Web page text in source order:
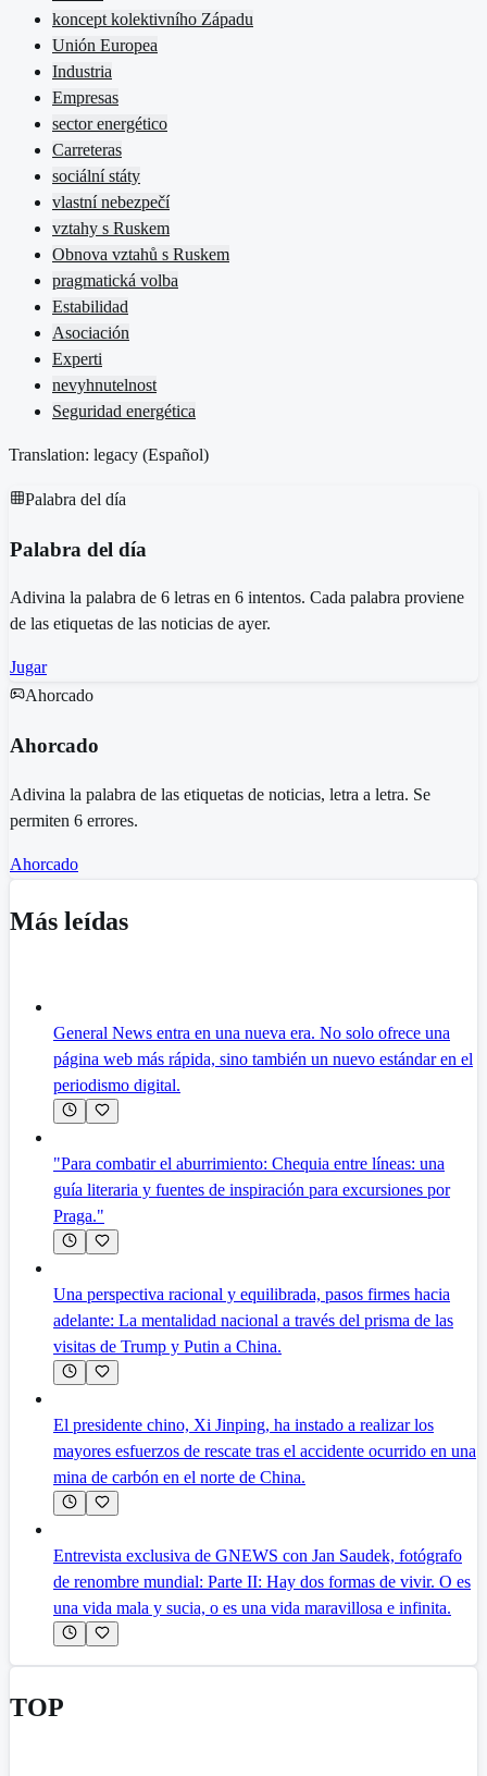
koncept kolektivního Západu
Unión Europea
Industria
Empresas
sector energético
Carreteras
sociální státy
vlastní nebezpečí
vztahy s Ruskem
Obnova vztahů s Ruskem
pragmatická volba
Estabilidad
Asociación
Experti
nevyhnutelnost
Seguridad energética
Translation: legacy (Español)
Palabra del día
Palabra del día
Adivina la palabra de 6 letras en 6 intentos. Cada palabra proviene
de las etiquetas de las noticias de ayer.
Jugar
Ahorcado
Ahorcado
Adivina la palabra de las etiquetas de noticias, letra a letra. Se
permiten 6 errores.
Ahorcado
Más leídas
General News entra en una nueva era. No solo ofrece una
página web más rápida, sino también un nuevo estándar en el
periodismo digital.
"Para combatir el aburrimiento: Chequia entre líneas: una
guía literaria y fuentes de inspiración para excursiones por
Praga."
Una perspectiva racional y equilibrada, pasos firmes hacia
adelante: La mentalidad nacional a través del prisma de las
visitas de Trump y Putin a China.
El presidente chino, Xi Jinping, ha instado a realizar los
mayores esfuerzos de rescate tras el accidente ocurrido en una
mina de carbón en el norte de China.
Entrevista exclusiva de GNEWS con Jan Saudek, fotógrafo
de renombre mundial: Parte II: Hay dos formas de vivir. O es
una vida mala y sucia, o es una vida maravillosa e infinita.
TOP